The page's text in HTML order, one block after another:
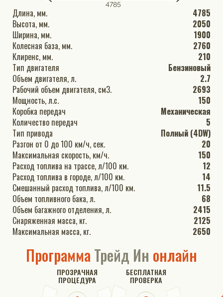
4785
Длина, мм.
4785
Высота, мм.
2050
Ширина, мм.
1900
Колесная база, мм.
2760
Клиренс, мм.
210
Тип двигателя
Бензиновый
Объем двигателя, л.
2.7
Рабочий объем двигателя, см3.
2693
Мощность, л.с.
150
Коробка передач
Механическая
Количество передач
5
Тип привода
Полный (4DW)
Разгон от 0 до 100 км/ч, сек.
20
Максимальная скорость, км/ч.
150
Расход топлива на трассе, л/100 км.
12
Расход топлива в городе, л/100 км.
14
Смешанный расход топлива, л/100 км.
11.5
Объем топливного бака, л.
68
Объем багажного отделения, л.
2415
Снаряженная масса, кг.
2125
Максимальная масса, кг.
2650
ПрограммаТрейд Ин онлайн
ПРОЗРАЧНАЯ
ПРОЦЕДУРА
БЕСПЛАТНАЯ
ПРОВЕРКА